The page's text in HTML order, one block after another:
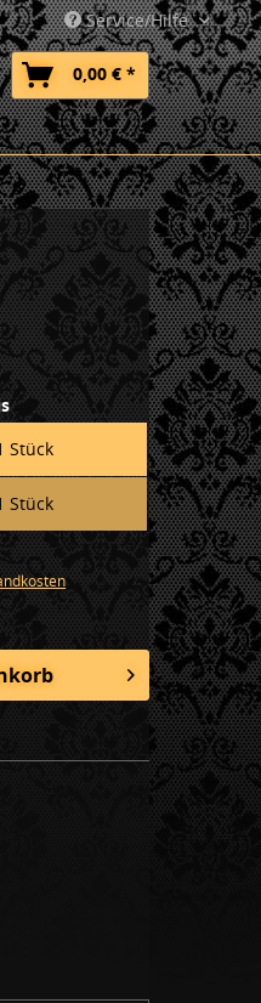
Service/Hilfe
0,00 € *
Stück
Stück